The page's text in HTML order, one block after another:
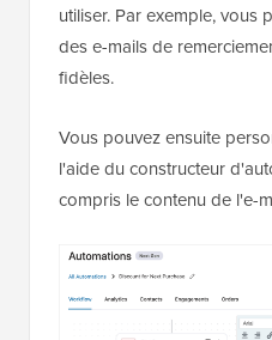
utiliser. Par exemple, vous
des e-mails de
fidèles.
Vous pouvez ensuite
l'aide du constructeur
compris le contenu de l'e-